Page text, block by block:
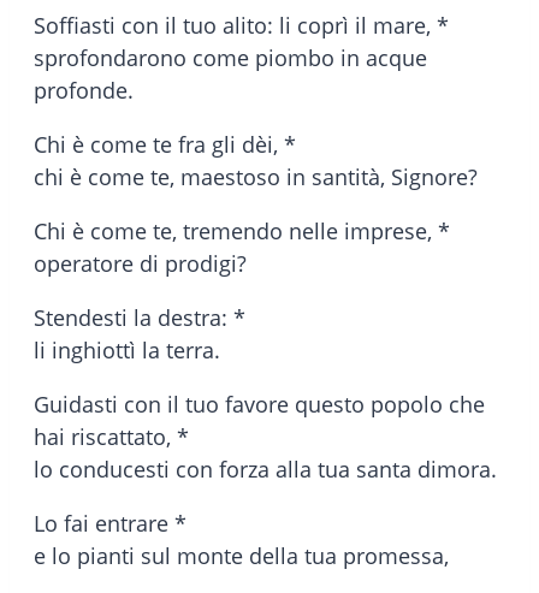
Soffiasti con il tuo alito: li coprì il mare, *
sprofondarono come piombo in acque
profonde.
Chi è come te fra gli dèi, *
chi è come te, maestoso in santità, Signore?
Chi è come te, tremendo nelle imprese, *
operatore di prodigi?
Stendesti la destra: *
li inghiottì la terra.
Guidasti con il tuo favore questo popolo che
hai riscattato, *
lo conducesti con forza alla tua santa dimora.
Lo fai entrare *
e lo pianti sul monte della tua promessa,